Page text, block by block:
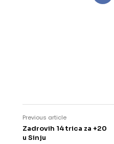
Previous article
Zadrovih 14 trica za +20
u Sinju